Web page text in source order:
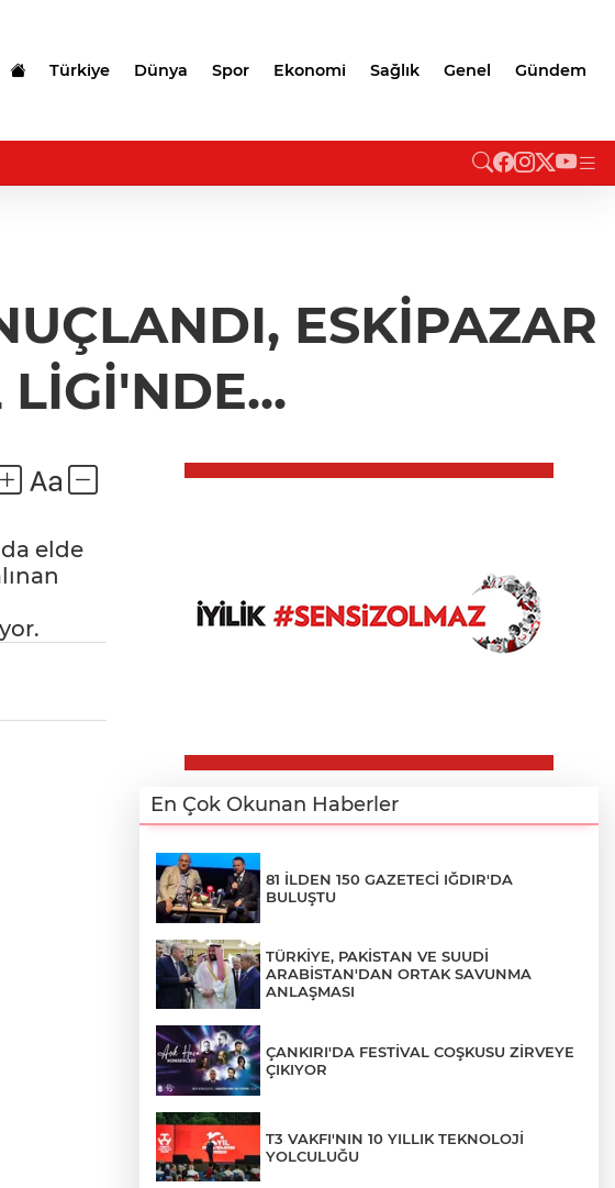
Türkiye Dünya Spor Ekonomi Sağlık Genel Gündem
ESKİPAZAR
elde
En Çok Okunan Haberler
81 İLDEN 150 GAZETECİ IĞDIR'DA
BULUŞTU
TÜRKİYE, PAKİSTAN VE SUUDİ
ARABİSTAN'DAN ORTAK SAVUNMA
ANLAŞMASI
ÇANKIRI'DA FESTİVAL COŞKUSU ZİRVEYE
ÇIKIYOR
T3 VAKFI'NIN 10 YILLIK TEKNOLOJİ
YOLCULUĞU